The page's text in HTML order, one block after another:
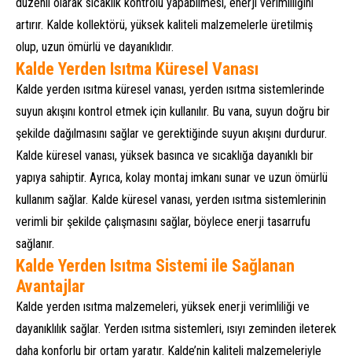
artırır. Kalde kollektörü, yüksek kaliteli malzemelerle üretilmiş
olup, uzun ömürlü ve dayanıklıdır.
Kalde Yerden Isıtma Küresel Vanası
Kalde yerden ısıtma küresel vanası, yerden ısıtma sistemlerinde
suyun akışını kontrol etmek için kullanılır. Bu vana, suyun doğru bir
şekilde dağılmasını sağlar ve gerektiğinde suyun akışını durdurur.
Kalde küresel vanası, yüksek basınca ve sıcaklığa dayanıklı bir
yapıya sahiptir. Ayrıca, kolay montaj imkanı sunar ve uzun ömürlü
kullanım sağlar. Kalde küresel vanası, yerden ısıtma sistemlerinin
verimli bir şekilde çalışmasını sağlar, böylece enerji tasarrufu
sağlanır.
Kalde Yerden Isıtma Sistemi ile Sağlanan
Avantajlar
Kalde yerden ısıtma malzemeleri, yüksek enerji verimliliği ve
dayanıklılık sağlar. Yerden ısıtma sistemleri, ısıyı zeminden ileterek
daha konforlu bir ortam yaratır. Kalde’nin kaliteli malzemeleriyle